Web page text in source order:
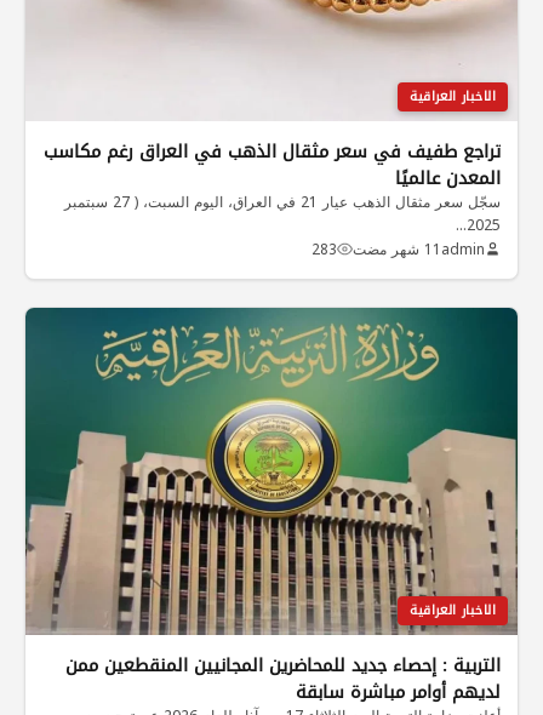
الاخبار العراقية
تراجع طفيف في سعر مثقال الذهب في العراق رغم مكاسب
المعدن عالميًا
سجّل سعر مثقال الذهب عيار 21 في العراق، اليوم السبت، ( 27 سبتمبر
2025…
admin11 شهر مضت 283
الاخبار العراقية
التربية : إحصاء جديد للمحاضرين المجانيين المنقطعين ممن
لديهم أوامر مباشرة سابقة